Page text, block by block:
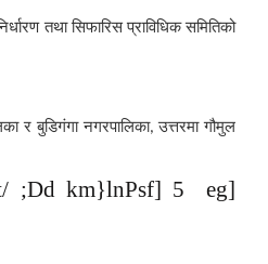
तथा सिफारिस प्राविधिक समितिको
र बुडिगंगा नगरपालिका,उत्तरमा गौमुल
;Dd km}lnPsf] 5 eg]